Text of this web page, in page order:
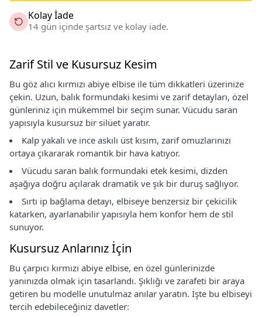
Kolay İade
14 gün içinde şartsız ve kolay iade.
Zarif Stil ve Kusursuz Kesim
Bu göz alıcı kırmızı abiye elbise ile tüm dikkatleri üzerinize
çekin. Uzun, balık formundaki kesimi ve zarif detayları, özel
günleriniz için mükemmel bir seçim sunar. Vücudu saran
yapısıyla kusursuz bir silüet yaratır.
Kalp yakalı ve ince askılı üst kısım, zarif omuzlarınızı
ortaya çıkararak romantik bir hava katıyor.
Vücudu saran balık formundaki etek kesimi, dizden
aşağıya doğru açılarak dramatik ve şık bir duruş sağlıyor.
Sırtı ip bağlama detayı, elbiseye benzersiz bir çekicilik
katarken, ayarlanabilir yapısıyla hem konfor hem de stil
sunuyor.
Kusursuz Anlarınız İçin
Bu çarpıcı kırmızı abiye elbise, en özel günlerinizde
yanınızda olmak için tasarlandı. Şıklığı ve zarafeti bir araya
getiren bu modelle unutulmaz anılar yaratın. İşte bu elbiseyi
tercih edebileceğiniz davetler: